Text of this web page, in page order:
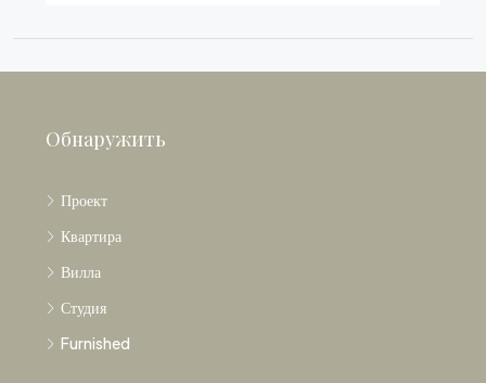
Обнаружить
Проект
Квартира
Вилла
Студия
Furnished